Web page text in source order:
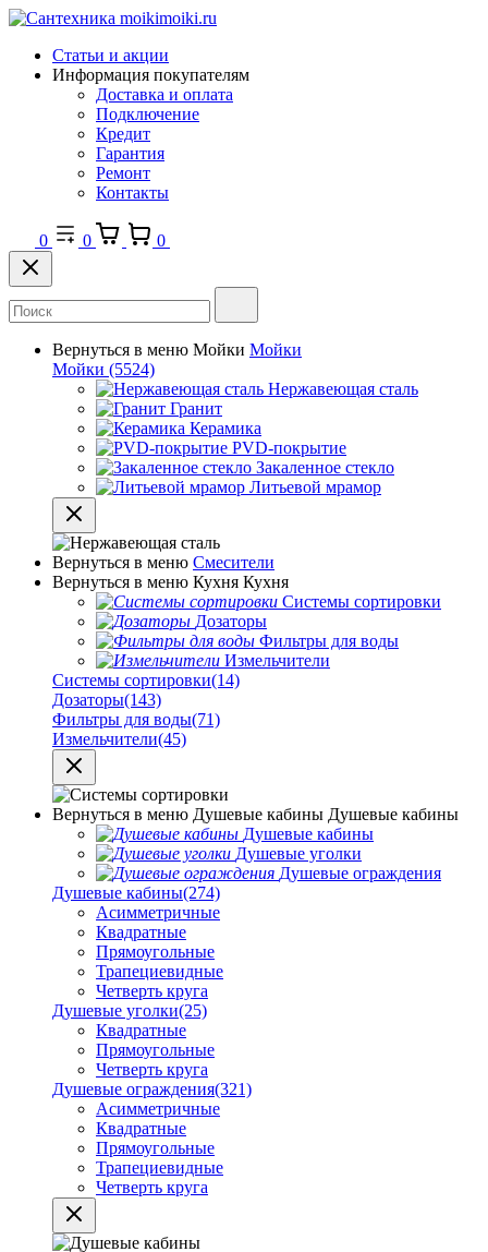
Статьи и акции
Информация покупателям
Доставка и оплата
Подключение
Кредит
Гарантия
Ремонт
Контакты
0 0 0
Вернуться в меню Мойки Мойки
Мойки (5524)
Нержавеющая сталь
Гранит
Керамика
PVD-покрытие
Закаленное стекло
Литьевой мрамор
Вернуться в меню Смесители
Вернуться в меню Кухня Кухня
Системы сортировки
Дозаторы
Фильтры для воды
Измельчители
Системы сортировки(14)
Дозаторы(143)
Фильтры для воды(71)
Измельчители(45)
Вернуться в меню Душевые кабины Душевые кабины
Душевые кабины
Душевые уголки
Душевые ограждения
Душевые кабины(274)
Асимметричные
Квадратные
Прямоугольные
Трапециевидные
Четверть круга
Душевые уголки(25)
Квадратные
Прямоугольные
Четверть круга
Душевые ограждения(321)
Асимметричные
Квадратные
Прямоугольные
Трапециевидные
Четверть круга